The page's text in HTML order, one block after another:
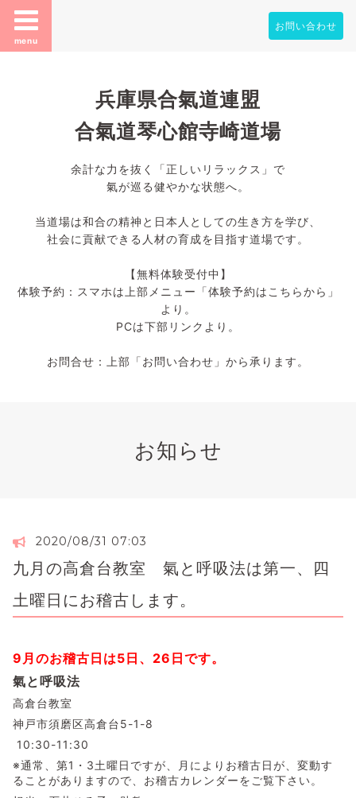
menu
お問い合わせ
兵庫県合氣道連盟
合氣道琴心館寺崎道場
余計な力を抜く「正しいリラックス」で
氣が巡る健やかな状態へ。
当道場は和合の精神と日本人としての生き方を学び、
社会に貢献できる人材の育成を目指す道場です。
【無料体験受付中】
体験予約：スマホは上部メニュー「体験予約はこちらから」
より。
PCは下部リンクより。
お問合せ：上部「お問い合わせ」から承ります。
お知らせ
2020/08/31 07:03
九月の高倉台教室 氣と呼吸法は第一、四
土曜日にお稽古します。
9月のお稽古日は5日、26日です。
氣と呼吸法
高倉台教室
神戸市須磨区高倉台5-1-8
10:30-11:30
※通常、第1・3土曜日ですが、月によりお稽古日が、変動す
ることがありますので、お稽古カレンダーをご覧下さい。